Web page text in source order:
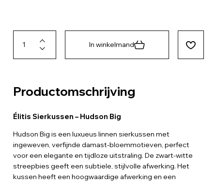
In winkelmand
Productomschrijving
Élitis Sierkussen – Hudson Big
Hudson Big is een luxueus linnen sierkussen met
ingeweven, verfijnde damast-bloemmotieven, perfect
voor een elegante en tijdloze uitstraling. De zwart-witte
streepbies geeft een subtiele, stijlvolle afwerking. Het
kussen heeft een hoogwaardige afwerking en een